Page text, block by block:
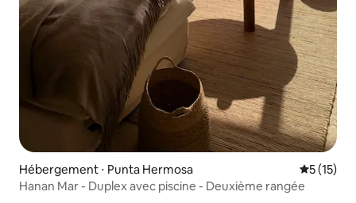
Hébergement ⋅ Punta Hermosa
5 (15)
Hanan Mar - Duplex avec piscine - Deuxième rangée